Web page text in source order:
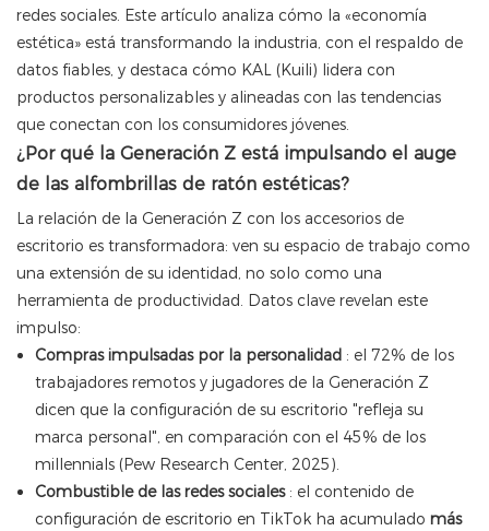
redes sociales. Este artículo analiza cómo la «economía
estética» está transformando la industria, con el respaldo de
datos fiables, y destaca cómo KAL (Kuili) lidera con
productos personalizables y alineadas con las tendencias
que conectan con los consumidores jóvenes.
¿Por qué la Generación Z está impulsando el auge
de las alfombrillas de ratón estéticas?
La relación de la Generación Z con los accesorios de
escritorio es transformadora: ven su espacio de trabajo como
una extensión de su identidad, no solo como una
herramienta de productividad. Datos clave revelan este
impulso:
Compras impulsadas por la personalidad: el 72% de los
trabajadores remotos y jugadores de la Generación Z
dicen que la configuración de su escritorio "refleja su
marca personal", en comparación con el 45% de los
millennials (Pew Research Center, 2025).
Combustible de las redes sociales: el contenido de
configuración de escritorio en TikTok ha acumulado más